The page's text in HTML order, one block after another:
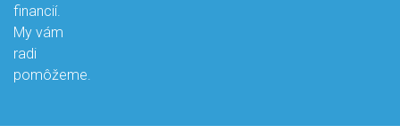
financií.
My vám
radi
pomôžeme.